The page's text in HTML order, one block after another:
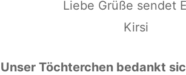
Liebe Grüße sendet
Kirsi
Unser Töchterchen bedankt